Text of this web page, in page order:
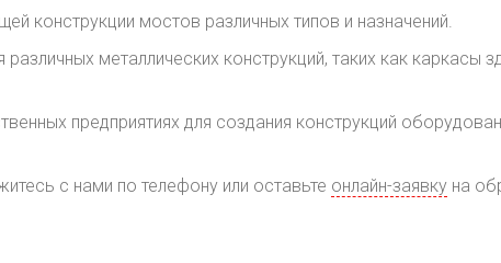
конструкции мостов различных типов и назначений.
металлических конструкций, таких как каркасы
предприятиях для создания конструкций
с нами по телефону или оставьте онлайн-заявку на